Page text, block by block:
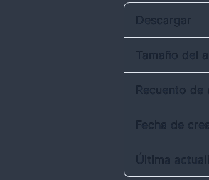
Descargar
Tamaño del
Recuento de
Fecha de
Última